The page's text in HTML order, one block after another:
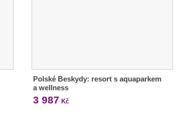
Polské Beskydy: resort s aquaparkem
a wellness
3 987 Kč